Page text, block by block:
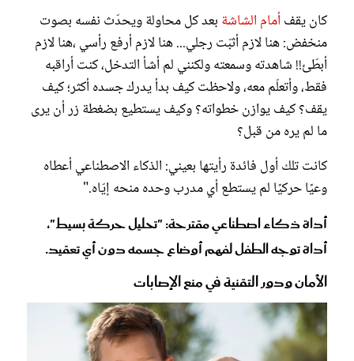
كان يقفأمام الشاشة بعد كل محاولة ويحدّث نفسه بصوت
منخفض: هنا لازم أثبّت رجلي... هنا لازم أرفع رأسي ،هنا لازم
أبطّئ!! شاهدته وسمعته ولكنني لم أشأ التدخل، كنت أراقبه
فقط، وأتعلّم معه، ولاحظت كيف بدأ يدرك جسده أكثر؛ كيف
يقف؟ كيف يوازن خطواته؟ وكيف يستطيع بضغطة زر أن يرى
ما لم يره من قبل؟
كانت تلك أول فائدة رأيتها بعيني: الذكاء الاصطناعي أعطاه
وعيًا حركيًا لم يستطع أي مدرب وحده منحه إيّاه."
أداة ذكاء اصطناعي مقترحة: "تحليل حركة بسيط"،
أداة توجه الطفل لفهم أوضاع جسمه دون أي تعقيد.
الأمان ودور التقنية في منع الإصابات